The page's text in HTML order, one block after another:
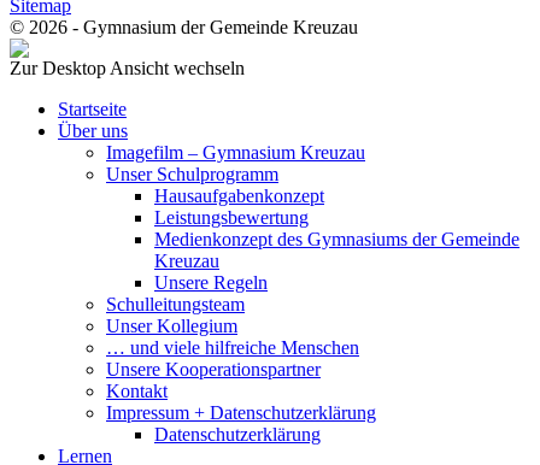
Sitemap
© 2026 - Gymnasium der Gemeinde Kreuzau
Zur Desktop Ansicht wechseln
Startseite
Über uns
Imagefilm – Gymnasium Kreuzau
Unser Schulprogramm
Hausaufgabenkonzept
Leistungsbewertung
Medienkonzept des Gymnasiums der Gemeinde
Kreuzau
Unsere Regeln
Schulleitungsteam
Unser Kollegium
… und viele hilfreiche Menschen
Unsere Kooperationspartner
Kontakt
Impressum + Datenschutzerklärung
Datenschutzerklärung
Lernen